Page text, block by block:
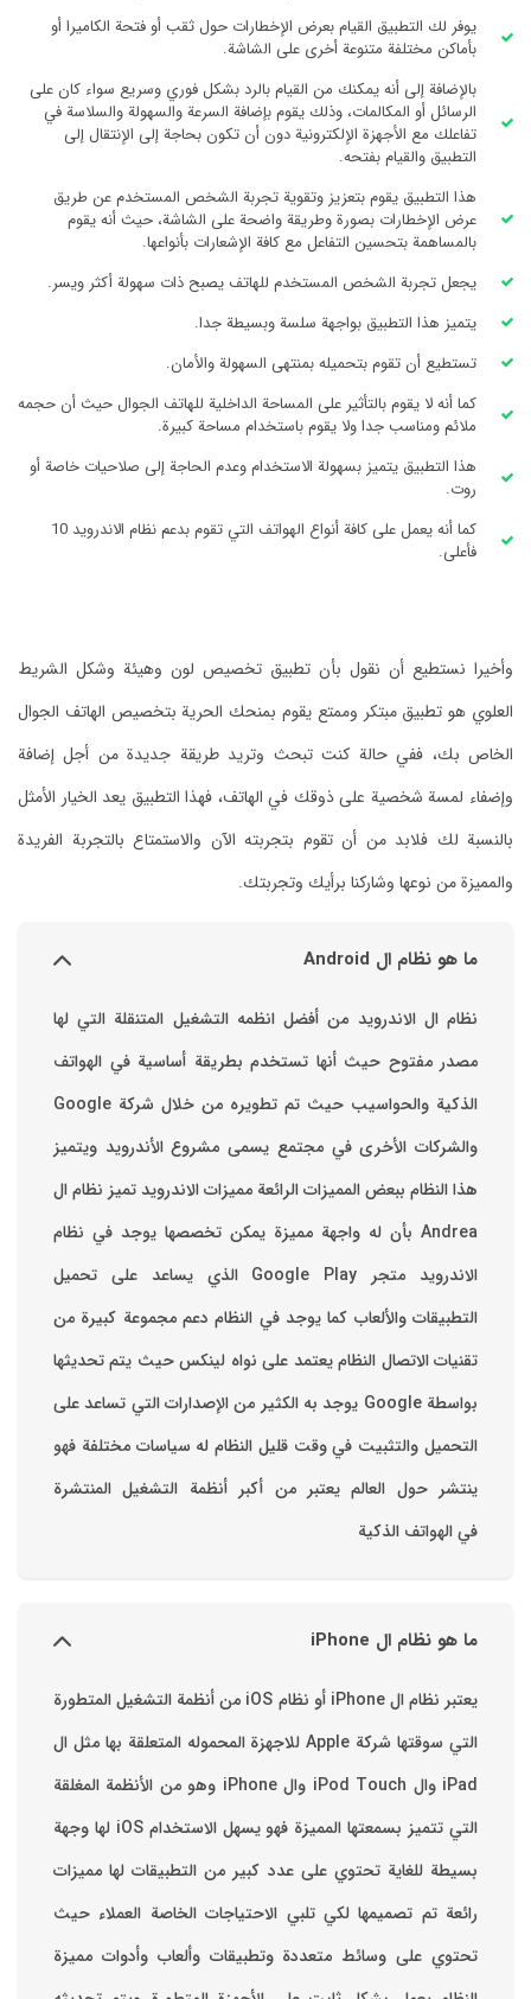
يوفر لك التطبيق القيام بعرض الإخطارات حول ثقب أو فتحة الكاميرا أو
بأماكن مختلفة متنوعة أخرى على الشاشة.
بالإضافة إلى أنه يمكنك من القيام بالرد بشكل فوري وسريع سواء كان على
الرسائل أو المكالمات، وذلك يقوم بإضافة السرعة والسهولة والسلاسة في
تفاعلك مع الأجهزة الإلكترونية دون أن تكون بحاجة إلى الإنتقال إلى
التطبيق والقيام بفتحه.
هذا التطبيق يقوم بتعزيز وتقوية تجربة الشخص المستخدم عن طريق
عرض الإخطارات بصورة وطريقة واضحة على الشاشة، حيث أنه يقوم
بالمساهمة بتحسين التفاعل مع كافة الإشعارات بأنواعها.
يجعل تجربة الشخص المستخدم للهاتف يصبح ذات سهولة أكثر ويسر.
يتميز هذا التطبيق بواجهة سلسة وبسيطة جدا.
تستطيع أن تقوم بتحميله بمنتهى السهولة والأمان.
كما أنه لا يقوم بالتأثير على المساحة الداخلية للهاتف الجوال حيث أن حجمه
ملائم ومناسب جدا ولا يقوم باستخدام مساحة كبيرة.
هذا التطبيق يتميز بسهولة الاستخدام وعدم الحاجة إلى صلاحيات خاصة أو
روت.
كما أنه يعمل على كافة أنواع الهواتف التي تقوم بدعم نظام الاندرويد 10
فأعلى.
وأخيرا نستطيع أن نقول بأن تطبيق تخصيص لون وهيئة وشكل الشريط
العلوي هو تطبيق مبتكر وممتع يقوم بمنحك الحرية بتخصيص الهاتف الجوال
الخاص بك، ففي حالة كنت تبحث وتريد طريقة جديدة من أجل إضافة
وإضفاء لمسة شخصية على ذوقك في الهاتف، فهذا التطبيق يعد الخيار الأمثل
بالنسبة لك فلابد من أن تقوم بتجربته الآن والاستمتاع بالتجربة الفريدة
والمميزة من نوعها وشاركنا برأيك وتجربتك.
ما هو نظام ال Android
نظام ال الاندرويد من أفضل انظمه التشغيل المتنقلة التي لها
مصدر مفتوح حيث أنها تستخدم بطريقة أساسية في الهواتف
والشركات الأخرى في مجتمع يسمى مشروع الأندرويد ويتميز
هذا النظام ببعض المميزات الرائعة ‏مميزات الاندرويد ‏تميز نظام ال
Andrea بأن له واجهة مميزة يمكن تخصصها ‏يوجد في نظام
الاندرويد متجر Google Play الذي يساعد على تحميل
التطبيقات والألعاب ‏كما يوجد في النظام دعم مجموعة كبيرة من
تقنيات الاتصال ‏النظام يعتمد على نواه لينكس حيث يتم تحديثها
بواسطة ‫Google‬ ‏يوجد به الكثير من الإصدارات التي تساعد على
التحميل والتثبيت في وقت قليل ‏النظام له سياسات مختلفة فهو
ينتشر حول العالم يعتبر من أكبر أنظمة التشغيل المنتشرة
في الهواتف الذكية
ما هو نظام ال iPhone
يعتبر نظام ال iPhone أو نظام iOS من أنظمة التشغيل المتطورة
التي سوقتها شركة Apple للاجهزة المحموله المتعلقة بها مثل ال
iPad وال iPod Touch وال iPhone وهو من الأنظمة المغلقة
التي تتميز بسمعتها المميزة فهو يسهل الاستخدام ‏iOS لها وجهة
بسيطة للغاية تحتوي على عدد كبير من التطبيقات لها مميزات
رائعة تم تصميمها لكي تلبي الاحتياجات الخاصة العملاء حيث
تحتوي على وسائط متعددة وتطبيقات وألعاب وأدوات مميزة